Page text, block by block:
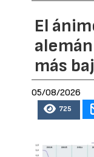
El
más
05/08/2026
725